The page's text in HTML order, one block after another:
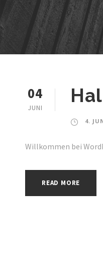
04
JUNI
4.
Willkommen bei
READ MORE